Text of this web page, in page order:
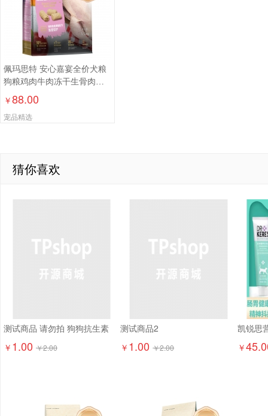
佩玛思特 安心嘉宴全价犬粮
狗粮鸡肉牛肉冻干生骨肉
1.5kg/5.4kg
￥88.00
宠品精选
猜你喜欢
测试商品 请勿拍 狗狗抗生素
￥ 1.00 ￥2.00
测试商品2
￥ 1.00 ￥2.00 ￥